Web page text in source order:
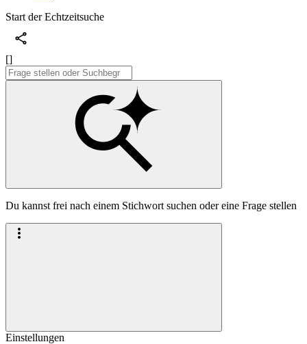
Start der Echtzeitsuche
[]
Du kannst frei nach einem Stichwort suchen oder eine Frage stellen
Einstellungen